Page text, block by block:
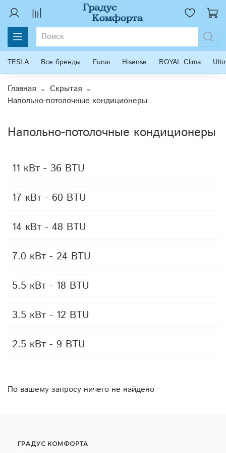
TESLA Все бренды Funai Hisense ROYAL Clima
Главная
Скрытая
Напольно-потолочные кондиционеры
Напольно-потолочные кондиционеры
11 кВт - 36 BTU
17 кВт - 60 BTU
14 кВт - 48 BTU
7.0 кВт - 24 BTU
5.5 кВт - 18 BTU
3.5 кВт - 12 BTU
2.5 кВт - 9 BTU
По вашему запросу ничего не найдено
ГРАДУС КОМФОРТА